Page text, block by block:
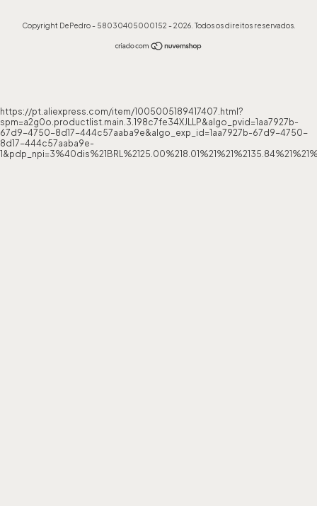
Copyright DePedro - 58030405000152 - 2026. Todos os direitos reservados.
https://pt.aliexpress.com/item/1005005189417407.html?
spm=a2g0o.productlist.main.3.198c7fe34XJLLP&algo_pvid=1aa7927b-
67d9-4750-8d17-444c57aaba9e&algo_exp_id=1aa7927b-67d9-4750-
8d17-444c57aaba9e-